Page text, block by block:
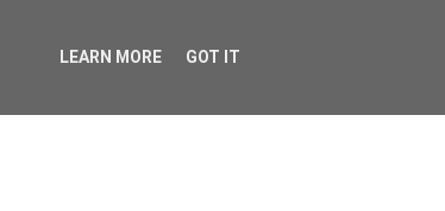
LEARN MORE GOT IT